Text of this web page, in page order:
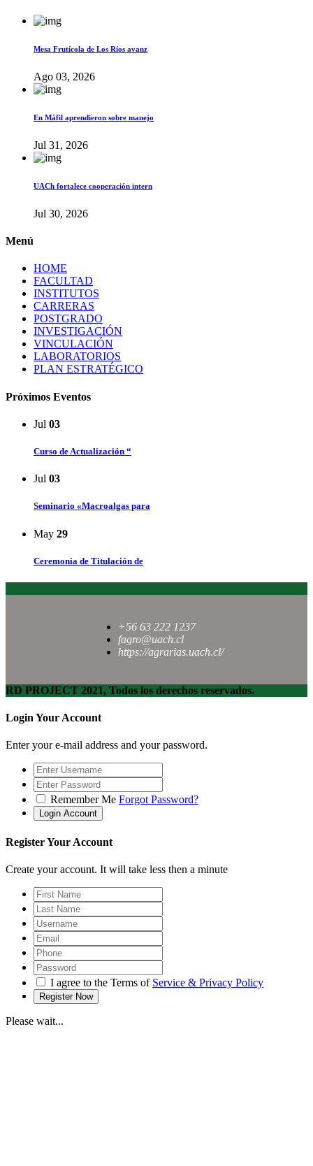
Mesa Frutícola de Los Ríos avanz
Ago 03, 2026
En Máfil aprendieron sobre manejo
Jul 31, 2026
UACh fortalece cooperación intern
Jul 30, 2026
Menú
HOME
FACULTAD
INSTITUTOS
CARRERAS
POSTGRADO
INVESTIGACIÓN
VINCULACIÓN
LABORATORIOS
PLAN ESTRATÉGICO
Próximos Eventos
Jul 03
Curso de Actualización “
Jul 03
Seminario «Macroalgas para
May 29
Ceremonia de Titulación de
+56 63 222 1237
fagro@uach.cl
https://agrarias.uach.cl/
RD PROJECT 2021, Todos los derechos reservados.
Login Your Account
Enter your e-mail address and your password.
Remember Me Forgot Password?
Register Your Account
Create your account. It will take less then a minute
I agree to the Terms of Service & Privacy Policy
Please wait...